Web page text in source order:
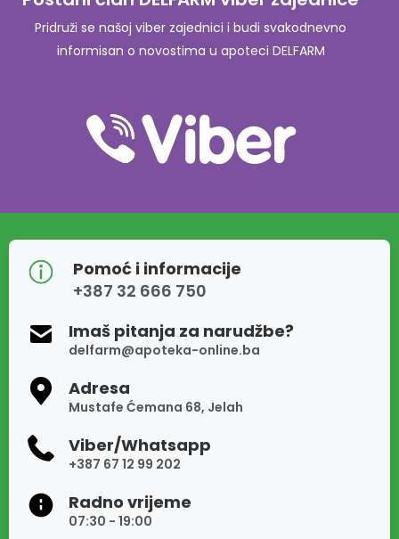
Pridruži se našoj viber zajednici i budi svakodnevno
informisan o novostima u apoteci DELFARM
Pomoć i informacije
+387 32 666 750
Imaš pitanja za narudžbe?
delfarm@apoteka-online.ba
Adresa
Mustafe Ćemana 68, Jelah
Viber/Whatsapp
+387 67 12 99 202
Radno vrijeme
07:30 - 19:00